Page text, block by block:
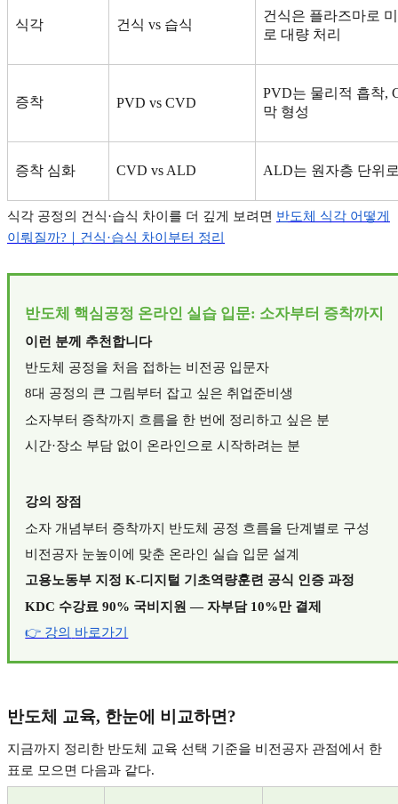
식각 건식 vs 습식
건식은 플라즈마로
로 대량 처리
증착 PVD vs CVD
PVD는 물리적 흡착,
막 형성
증착 심화 CVD vs ALD ALD는 원자층 단위
식각 공정의 건식·습식 차이를 더 깊게 보려면 반도체 식각 어떻게
이뤄질까? ｜건식·습식 차이부터 정리
반도체 핵심공정 온라인 실습 입문: 소자부터 증착까지
이런 분께 추천합니다
반도체 공정을 처음 접하는 비전공 입문자
8대 공정의 큰 그림부터 잡고 싶은 취업준비생
소자부터 증착까지 흐름을 한 번에 정리하고 싶은 분
시간·장소 부담 없이 온라인으로 시작하려는 분
강의 장점
소자 개념부터 증착까지 반도체 공정 흐름을 단계별로 구성
비전공자 눈높이에 맞춘 온라인 실습 입문 설계
고용노동부 지정 K-디지털 기초역량훈련 공식 인증 과정
KDC 수강료 90% 국비지원 —자부담10%만 결제
👉 강의 바로가기
반도체 교육, 한눈에 비교하면 ?
지금까지 정리한 반도체 교육 선택 기준을 비전공자 관점에서 한
표로 모으면 다음과 같다.